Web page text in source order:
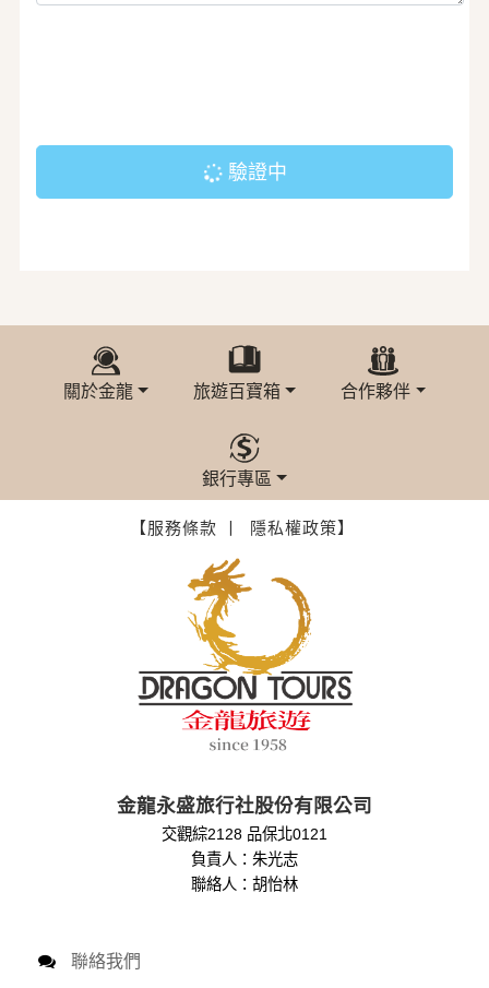
驗證中
關於金龍 旅遊百寶箱 合作夥伴
銀行專區
金龍永盛旅行社股份有限公司
交觀綜2128 品保北0121
負責人：朱光志
聯絡人：胡怡林
聯絡我們
【服務條款 丨 隱私權政策】